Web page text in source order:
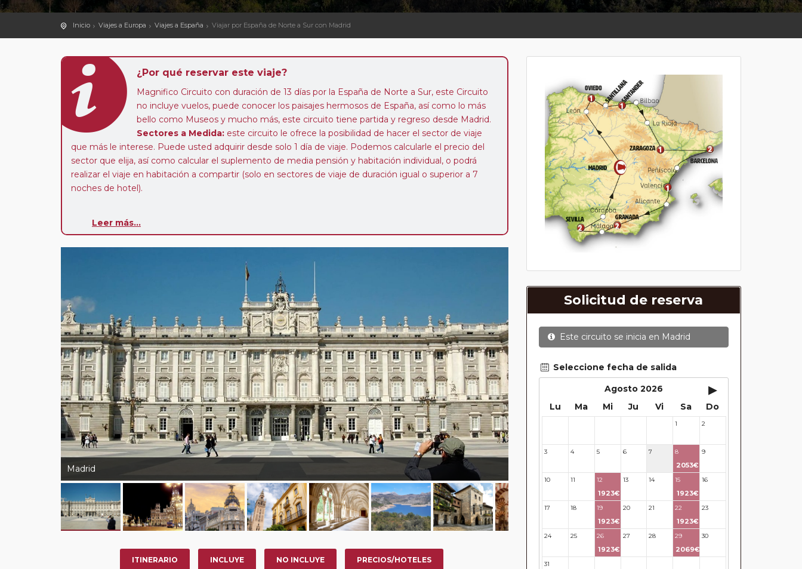
Inicio Viajes a Europa Viajes a España Viajar por España de Norte a Sur con Madrid
¿Por qué reservar este viaje?
Magnifico Circuito con duración de 13 días por la España de Norte a Sur, este Circuito
no incluye vuelos, puede conocer los paisajes hermosos de España, así como lo más
bello como Museos y mucho más, este circuito tiene partida y regreso desde Madrid.
Sectores a Medida: este circuito le ofrece la posibilidad de hacer el sector de viaje
que más le interese. Puede usted adquirir desde solo 1 día de viaje. Podemos calcularle el precio del
sector que elija, así como calcular el suplemento de media pensión y habitación individual, o podrá
realizar el viaje en habitación a compartir (solo en sectores de viaje de duración igual o superior a 7
noches de hotel).
con nosotros en los últimos 3 años y que pertenezcan a nuestro Club de Pasajeros (cuya obtención se
Leer más...
Madrid
ITINERARIO INCLUYE NO INCLUYE PRECIOS/HOTELES
Solicitud de reserva
Este circuito se inicia en Madrid
Seleccione fecha de salida
Agosto 2026
▸
Lu Ma Mi Ju Vi Sa Do
1 2
3 4 5 6 7 8
2053€
9
10 11 12
1923€
13 14 15
1923€
16
17 18 19
1923€
20 21 22
1923€
23
24 25 26
1923€
27 28 29
2069€
30
31